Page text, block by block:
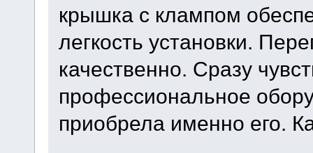
крышка с клампом
легкость установки.
качественно. Сразу
профессиональное
приобрела именно его.